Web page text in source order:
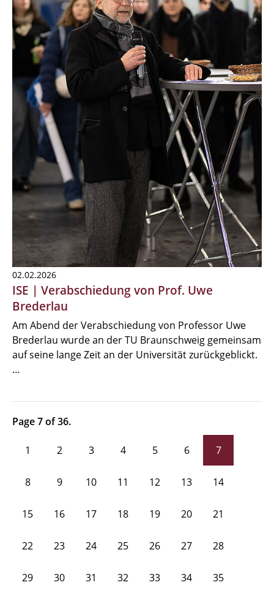
02.02.2026
ISE | Verabschiedung von Prof. Uwe
Brederlau
Am Abend der Verabschiedung von Professor Uwe
Brederlau wurde an der TU Braunschweig gemeinsam
auf seine lange Zeit an der Universität zurückgeblickt.
…
Page 7 of 36.
1 2 3 4 5 6 7
8 9 10 11 12 13 14
15 16 17 18 19 20 21
22 23 24 25 26 27 28
29 30 31 32 33 34 35